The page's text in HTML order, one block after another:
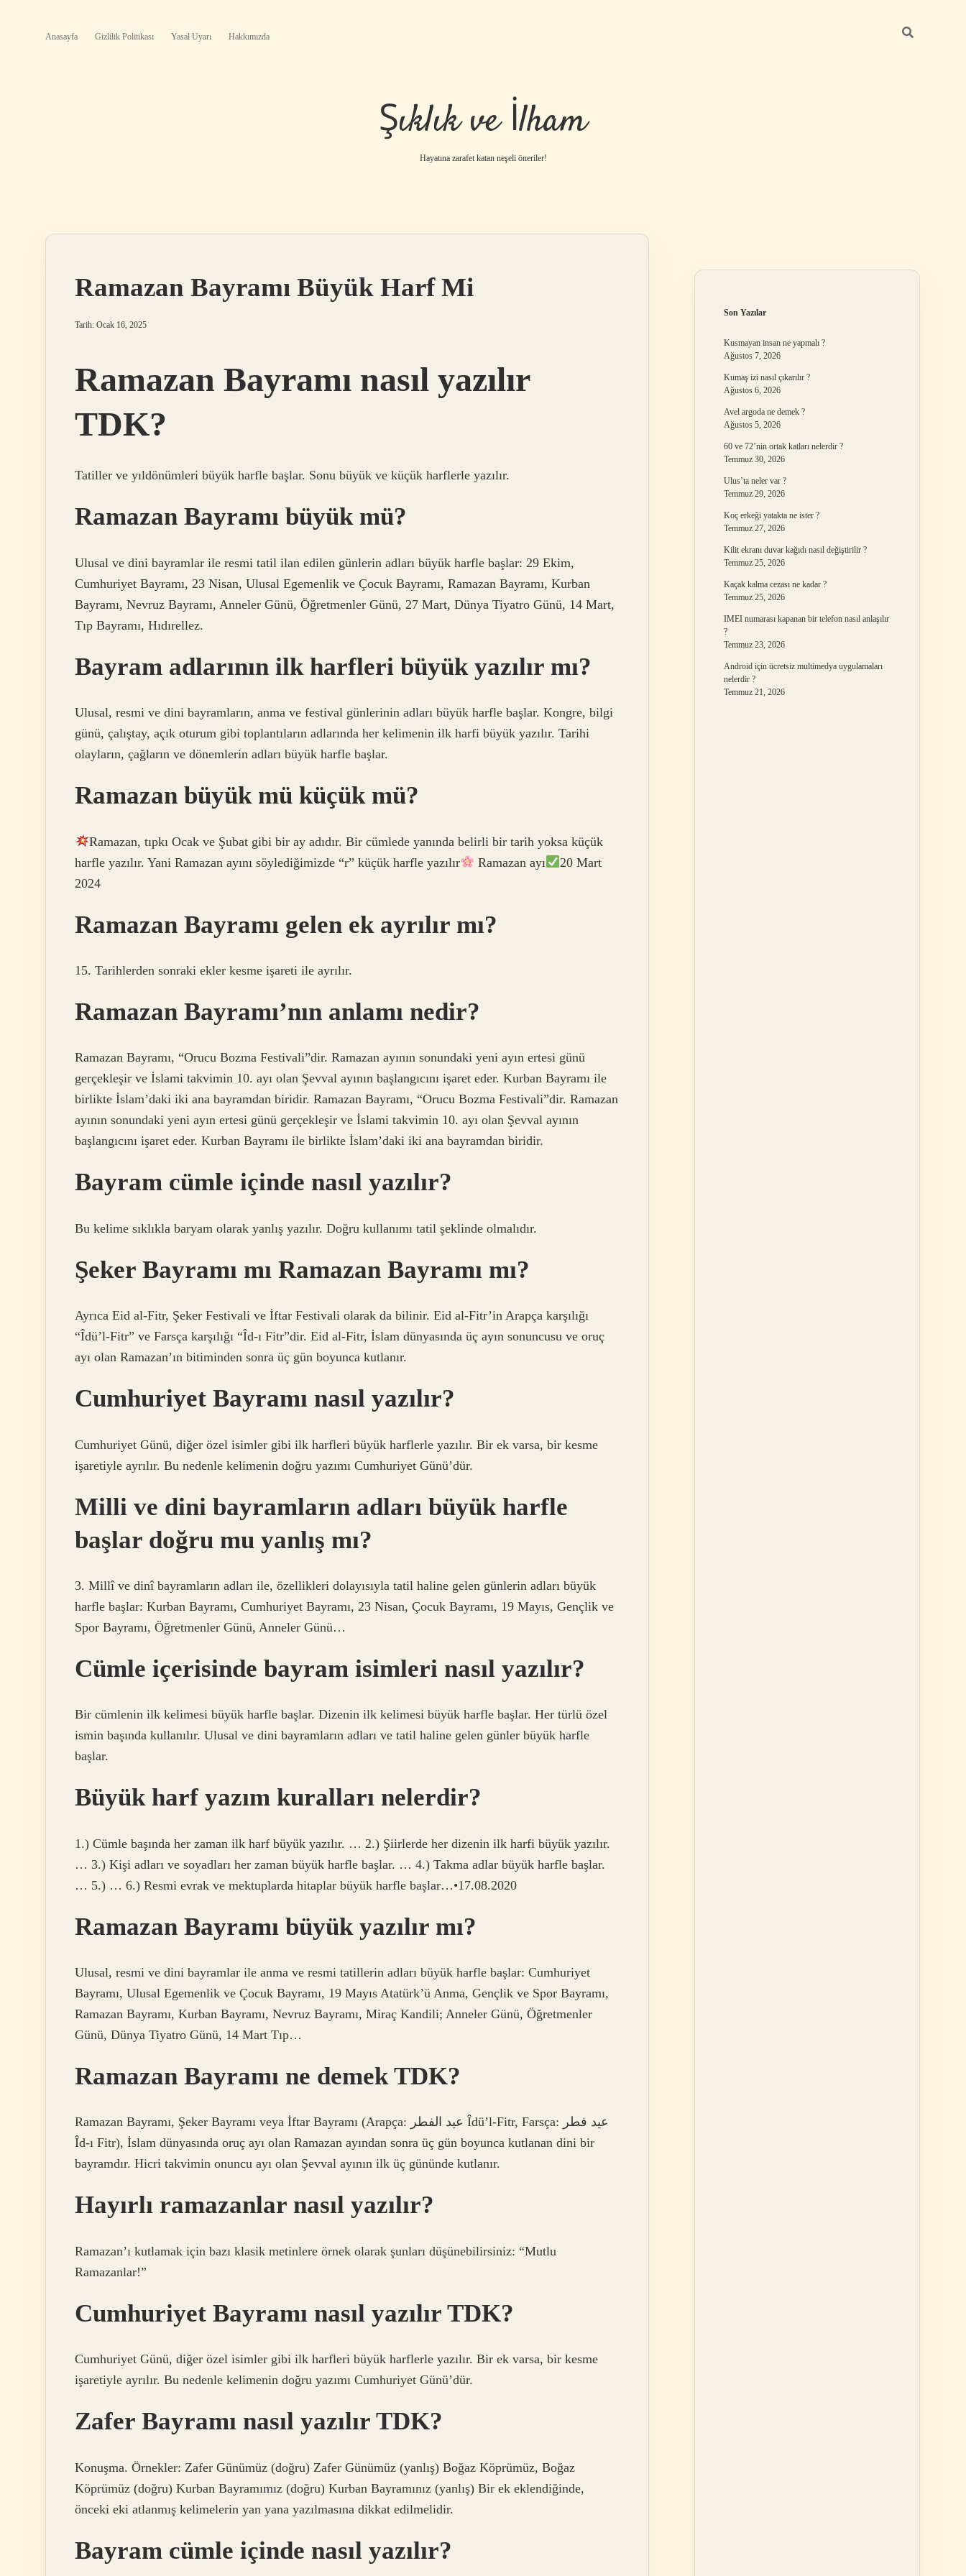
Anasayfa Gizlilik Politikası Yasal Uyarı Hakkımızda
Şıklık ve İlham
Hayatına zarafet katan neşeli öneriler!
Ramazan Bayramı Büyük Harf Mi
Tarih: Ocak 16, 2025
Ramazan Bayramı nasıl yazılır
TDK?
Tatiller ve yıldönümleri büyük harfle başlar. Sonu büyük ve küçük harflerle yazılır.
Ramazan Bayramı büyük mü?
Ulusal ve dini bayramlar ile resmi tatil ilan edilen günlerin adları büyük harfle başlar: 29 Ekim,
Cumhuriyet Bayramı, 23 Nisan, Ulusal Egemenlik ve Çocuk Bayramı, Ramazan Bayramı, Kurban
Bayramı, Nevruz Bayramı, Anneler Günü, Öğretmenler Günü, 27 Mart, Dünya Tiyatro Günü, 14 Mart,
Tıp Bayramı, Hıdırellez.
Bayram adlarının ilk harfleri büyük yazılır mı?
Ulusal, resmi ve dini bayramların, anma ve festival günlerinin adları büyük harfle başlar. Kongre, bilgi
günü, çalıştay, açık oturum gibi toplantıların adlarında her kelimenin ilk harfi büyük yazılır. Tarihi
olayların, çağların ve dönemlerin adları büyük harfle başlar.
Ramazan büyük mü küçük mü?
Ramazan, tıpkı Ocak ve Şubat gibi bir ay adıdır. Bir cümlede yanında belirli bir tarih yoksa küçük
harfle yazılır. Yani Ramazan ayını söylediğimizde “r” küçük harfle yazılır
Ramazan ayı
20 Mart
2024
Ramazan Bayramı gelen ek ayrılır mı?
15. Tarihlerden sonraki ekler kesme işareti ile ayrılır.
Ramazan Bayramı’nın anlamı nedir?
Ramazan Bayramı, “Orucu Bozma Festivali”dir. Ramazan ayının sonundaki yeni ayın ertesi günü
gerçekleşir ve İslami takvimin 10. ayı olan Şevval ayının başlangıcını işaret eder. Kurban Bayramı ile
birlikte İslam’daki iki ana bayramdan biridir. Ramazan Bayramı, “Orucu Bozma Festivali”dir. Ramazan
ayının sonundaki yeni ayın ertesi günü gerçekleşir ve İslami takvimin 10. ayı olan Şevval ayının
başlangıcını işaret eder. Kurban Bayramı ile birlikte İslam’daki iki ana bayramdan biridir.
Bayram cümle içinde nasıl yazılır?
Bu kelime sıklıkla baryam olarak yanlış yazılır. Doğru kullanımı tatil şeklinde olmalıdır.
Şeker Bayramı mı Ramazan Bayramı mı?
Ayrıca Eid al-Fitr, Şeker Festivali ve İftar Festivali olarak da bilinir. Eid al-Fitr’in Arapça karşılığı
“Îdü’l-Fitr” ve Farsça karşılığı “Îd-ı Fitr”dir. Eid al-Fitr, İslam dünyasında üç ayın sonuncusu ve oruç
ayı olan Ramazan’ın bitiminden sonra üç gün boyunca kutlanır.
Cumhuriyet Bayramı nasıl yazılır?
Cumhuriyet Günü, diğer özel isimler gibi ilk harfleri büyük harflerle yazılır. Bir ek varsa, bir kesme
işaretiyle ayrılır. Bu nedenle kelimenin doğru yazımı Cumhuriyet Günü’dür.
Milli ve dini bayramların adları büyük harfle
başlar doğru mu yanlış mı?
3. Millî ve dinî bayramların adları ile, özellikleri dolayısıyla tatil haline gelen günlerin adları büyük
harfle başlar: Kurban Bayramı, Cumhuriyet Bayramı, 23 Nisan, Çocuk Bayramı, 19 Mayıs, Gençlik ve
Spor Bayramı, Öğretmenler Günü, Anneler Günü…
Cümle içerisinde bayram isimleri nasıl yazılır?
Bir cümlenin ilk kelimesi büyük harfle başlar. Dizenin ilk kelimesi büyük harfle başlar. Her türlü özel
ismin başında kullanılır. Ulusal ve dini bayramların adları ve tatil haline gelen günler büyük harfle
başlar.
Büyük harf yazım kuralları nelerdir?
1.) Cümle başında her zaman ilk harf büyük yazılır. … 2.) Şiirlerde her dizenin ilk harfi büyük yazılır.
… 3.) Kişi adları ve soyadları her zaman büyük harfle başlar. … 4.) Takma adlar büyük harfle başlar.
… 5.) … 6.) Resmi evrak ve mektuplarda hitaplar büyük harfle başlar…•17.08.2020
Ramazan Bayramı büyük yazılır mı?
Ulusal, resmi ve dini bayramlar ile anma ve resmi tatillerin adları büyük harfle başlar: Cumhuriyet
Bayramı, Ulusal Egemenlik ve Çocuk Bayramı, 19 Mayıs Atatürk’ü Anma, Gençlik ve Spor Bayramı,
Ramazan Bayramı, Kurban Bayramı, Nevruz Bayramı, Miraç Kandili; Anneler Günü, Öğretmenler
Günü, Dünya Tiyatro Günü, 14 Mart Tıp…
Ramazan Bayramı ne demek TDK?
Ramazan Bayramı, Şeker Bayramı veya İftar Bayramı (Arapça: عيد الفطر Îdü’l-Fitr, Farsça: عید فطر
Îd-ı Fitr), İslam dünyasında oruç ayı olan Ramazan ayından sonra üç gün boyunca kutlanan dini bir
bayramdır. Hicri takvimin onuncu ayı olan Şevval ayının ilk üç gününde kutlanır.
Hayırlı ramazanlar nasıl yazılır?
Ramazan’ı kutlamak için bazı klasik metinlere örnek olarak şunları düşünebilirsiniz: “Mutlu
Ramazanlar!”
Cumhuriyet Bayramı nasıl yazılır TDK?
Cumhuriyet Günü, diğer özel isimler gibi ilk harfleri büyük harflerle yazılır. Bir ek varsa, bir kesme
işaretiyle ayrılır. Bu nedenle kelimenin doğru yazımı Cumhuriyet Günü’dür.
Zafer Bayramı nasıl yazılır TDK?
Konuşma. Örnekler: Zafer Günümüz (doğru) Zafer Günümüz (yanlış) Boğaz Köprümüz, Boğaz
Köprümüz (doğru) Kurban Bayramımız (doğru) Kurban Bayramınız (yanlış) Bir ek eklendiğinde,
önceki eki atlanmış kelimelerin yan yana yazılmasına dikkat edilmelidir.
Bayram cümle içinde nasıl yazılır?
Son Yazılar
Kusmayan insan ne yapmalı ?
Ağustos 7, 2026
Kumaş izi nasıl çıkarılır ?
Ağustos 6, 2026
Avel argoda ne demek ?
Ağustos 5, 2026
60 ve 72’nin ortak katları nelerdir ?
Temmuz 30, 2026
Ulus’ta neler var ?
Temmuz 29, 2026
Koç erkeği yatakta ne ister ?
Temmuz 27, 2026
Kilit ekranı duvar kağıdı nasıl değiştirilir ?
Temmuz 25, 2026
Kaçak kalma cezası ne kadar ?
Temmuz 25, 2026
IMEI numarası kapanan bir telefon nasıl anlaşılır
?
Temmuz 23, 2026
Android için ücretsiz multimedya uygulamaları
nelerdir ?
Temmuz 21, 2026